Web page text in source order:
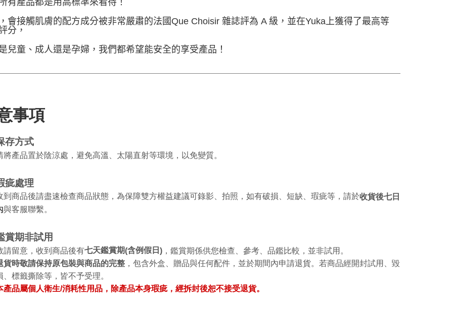
有產品都是用高標準來看待！
會接觸肌膚的配方成分被非常嚴肅的法國Que Choisir 雜誌評為 A 級，並在Yuka上獲得了最高等
分，
兒童、成人還是孕婦，我們都希望能安全的享受產品！
事項
存方式
將產品置於陰涼處，避免高溫、太陽直射等環境，以免變質。
疵處理
到商品後請盡速檢查商品狀態，為保障雙方權益建議可錄影、拍照，如有破損、短缺、瑕疵等，請於收貨後七日
與客服聯繫。
賞期非試用
請留意，收到商品後有七天鑑賞期(含例假日) ，鑑賞期係供您檢查、參考、品鑑比較，並非試用。
貨時敬請保持原包裝與商品的完整 ，包含外盒、贈品與任何配件，並於期間內申請退貨。若商品經開封試用、毀
、標籤撕除等，皆不予受理。
產品屬個人衛生/消耗性用品，除產品本身瑕疵，經拆封後恕不接受退貨。